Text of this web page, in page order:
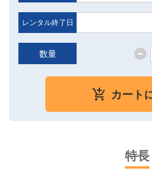
レンタル終了日
数量
カート
特長